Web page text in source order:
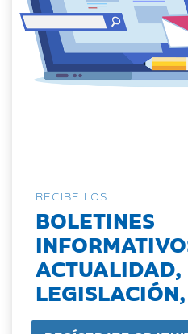
RECIBE LOS
BOLETINES
ACTUALIDAD,